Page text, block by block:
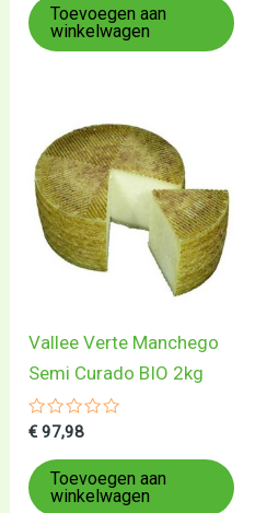
5
Toevoegen aan
winkelwagen
Vallee Verte Manchego
Semi Curado BIO 2kg
Gewaardeerd
uit
5
€ 97,98
Toevoegen aan
winkelwagen